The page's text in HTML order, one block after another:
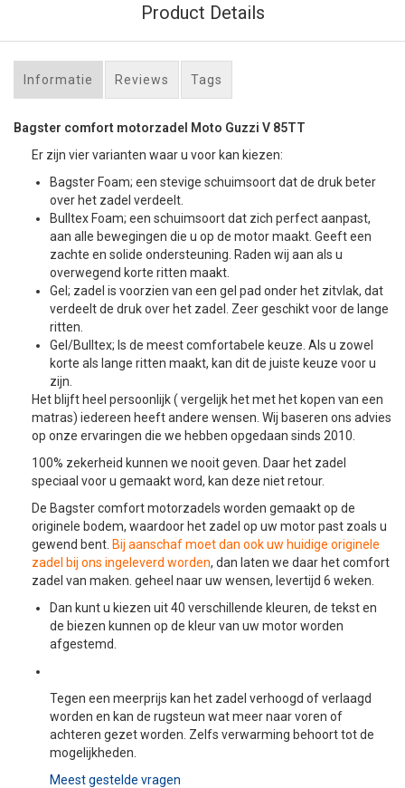
Product Details
Informatie Reviews Tags
Bagster comfort motorzadel Moto Guzzi V 85TT
Er zijn vier varianten waar u voor kan kiezen:
Bagster Foam; een stevige schuimsoort dat de druk beter
over het zadel verdeelt.
Bulltex Foam; een schuimsoort dat zich perfect aanpast,
aan alle bewegingen die u op de motor maakt. Geeft een
zachte en solide ondersteuning. Raden wij aan als u
overwegend korte ritten maakt.
Gel; zadel is voorzien van een gel pad onder het zitvlak, dat
verdeelt de druk over het zadel. Zeer geschikt voor de lange
ritten.
Gel/Bulltex; Is de meest comfortabele keuze. Als u zowel
korte als lange ritten maakt, kan dit de juiste keuze voor u
zijn.
Het blijft heel persoonlijk ( vergelijk het met het kopen van een
matras) iedereen heeft andere wensen. Wij baseren ons advies
op onze ervaringen die we hebben opgedaan sinds 2010.
100% zekerheid kunnen we nooit geven. Daar het zadel
speciaal voor u gemaakt word, kan deze niet retour.
De Bagster comfort motorzadels worden gemaakt op de
originele bodem, waardoor het zadel op uw motor past zoals u
gewend bent. Bij aanschaf moet dan ook uw huidige originele
zadel bij ons ingeleverd worden, dan laten we daar het comfort
zadel van maken. geheel naar uw wensen, levertijd 6 weken.
Dan kunt u kiezen uit 40 verschillende kleuren, de tekst en
de biezen kunnen op de kleur van uw motor worden
afgestemd.
Tegen een meerprijs kan het zadel verhoogd of verlaagd
worden en kan de rugsteun wat meer naar voren of
achteren gezet worden. Zelfs verwarming behoort tot de
mogelijkheden.
Meest gestelde vragen